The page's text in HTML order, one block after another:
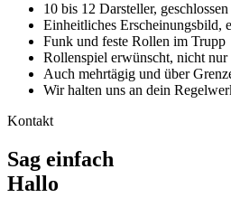
10 bis 12 Darsteller,
Einheitliches Erscheinungsbild,
Funk und feste Rollen im Trupp
Rollenspiel erwünscht, nicht nur
Auch mehrtägig und über
Wir halten uns an dein
Kontakt
Sag einfach
Hallo